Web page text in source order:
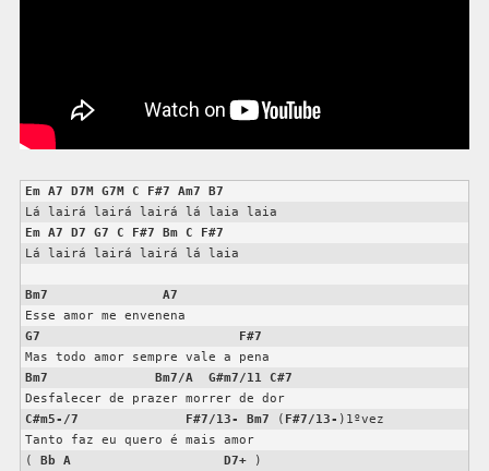
Em A7 D7M G7M C F#7 Am7
B7
Em A7 D7 G7 C F#7 Bm C
F#7
Lá lairá lairá lairá lá laia
Bm7
A7
G7
F#7
Bm7
Bm7/A G#m7/11
C#7
Desfalecer de prazer morrer de dor
C#m5-/7
F#7/13- Bm7 ( F#7/13- )1ºvez
Tanto faz eu quero é mais amor
( Bb A D7+ )